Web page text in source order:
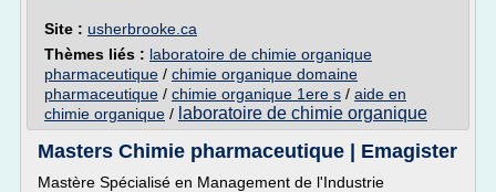
Site : usherbrooke.ca
Thèmes liés : laboratoire de chimie organique
pharmaceutique / chimie organique domaine
pharmaceutique / chimie organique 1ere s / aide en
chimie organique / laboratoire de chimie organique
Masters Chimie pharmaceutique | Emagister
Mastère Spécialisé en Management de l'Industrie